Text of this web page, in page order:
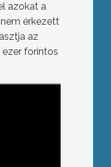
azokat a
érkezett
az
forintos